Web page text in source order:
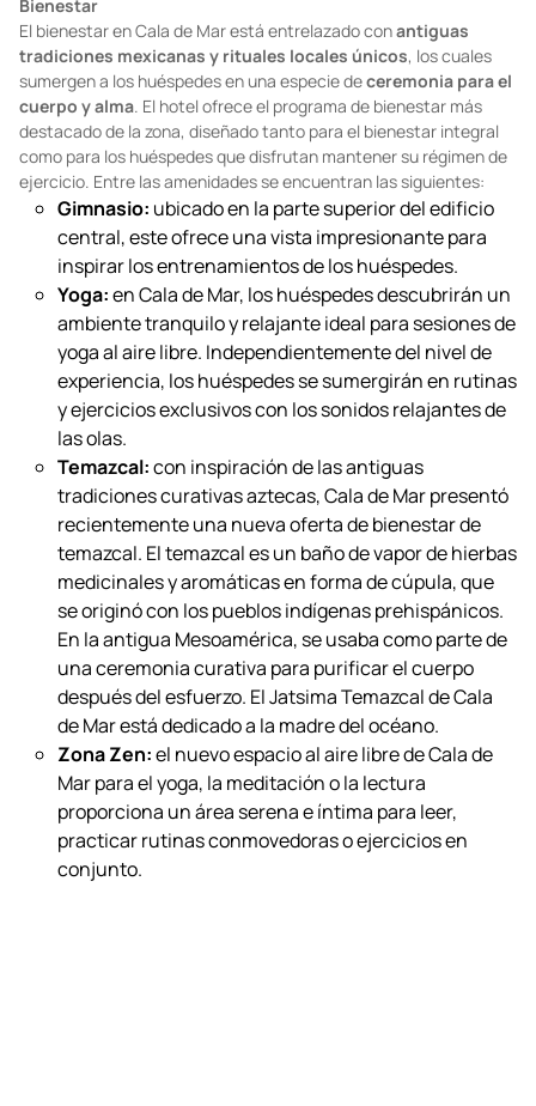
Fotos: cortesía
Bienestar
El bienestar en Cala de Mar está entrelazado con
antiguas
tradiciones mexicanas y rituales locales únicos , los cuales
sumergen a los huéspedes en una especie de
ceremonia para el
cuerpo y alma. El hotel ofrece el programa de bienestar más
destacado de la zona, diseñado tanto para el bienestar integral
como para los huéspedes que disfrutan mantener su régimen de
ejercicio. Entre las amenidades se encuentran las siguientes:
Gimnasio:ubicado en la parte superior del edificio
central, este ofrece una vista impresionante para
inspirar los entrenamientos de los huéspedes.
Yoga:en Cala de Mar, los huéspedes descubrirán un
ambiente tranquilo y relajante ideal para sesiones de
yoga al aire libre. Independientemente del nivel de
experiencia, los huéspedes se sumergirán en rutinas
y ejercicios exclusivos con los sonidos relajantes de
las olas.
Temazcal:con inspiración de las antiguas
tradiciones curativas aztecas, Cala de Mar presentó
recientemente una nueva oferta de bienestar de
temazcal. El temazcal es un baño de vapor de hierbas
medicinales y aromáticas en forma de cúpula, que
se originó con los pueblos indígenas prehispánicos.
En la antigua Mesoamérica, se usaba como parte de
una ceremonia curativa para purificar el cuerpo
después del esfuerzo. El Jatsima Temazcal de Cala
de Mar está dedicado a la madre del océano.
Zona Zen: